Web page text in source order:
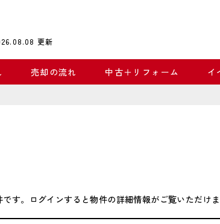
更新
売却の流れ 中古＋リフォーム イ
す。ログインすると物件の詳細情報がご覧いただけま